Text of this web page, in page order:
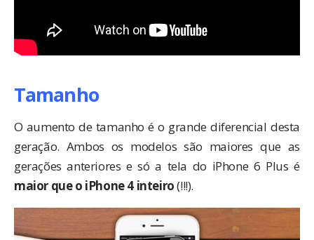
Tamanho
O aumento de tamanho é o grande diferencial desta
geração. Ambos os modelos são maiores que as
gerações anteriores e só a tela do iPhone 6 Plus é
maior que o iPhone 4 inteiro(!!!).